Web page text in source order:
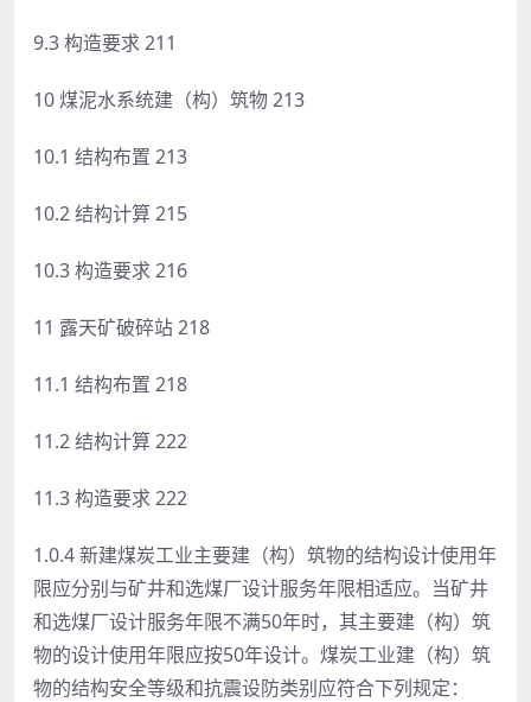
9.3 构造要求 211
10 煤泥水系统建（构）筑物 213
10.1 结构布置 213
10.2 结构计算 215
10.3 构造要求 216
11 露天矿破碎站 218
11.1 结构布置 218
11.2 结构计算 222
11.3 构造要求 222
1.0.4 新建煤炭工业主要建（构）筑物的结构设计使用年
限应分别与矿井和选煤厂设计服务年限相适应。当矿井
和选煤厂设计服务年限不满50年时，其主要建（构）筑
物的设计使用年限应按50年设计。煤炭工业建（构）筑
物的结构安全等级和抗震设防类别应符合下列规定：